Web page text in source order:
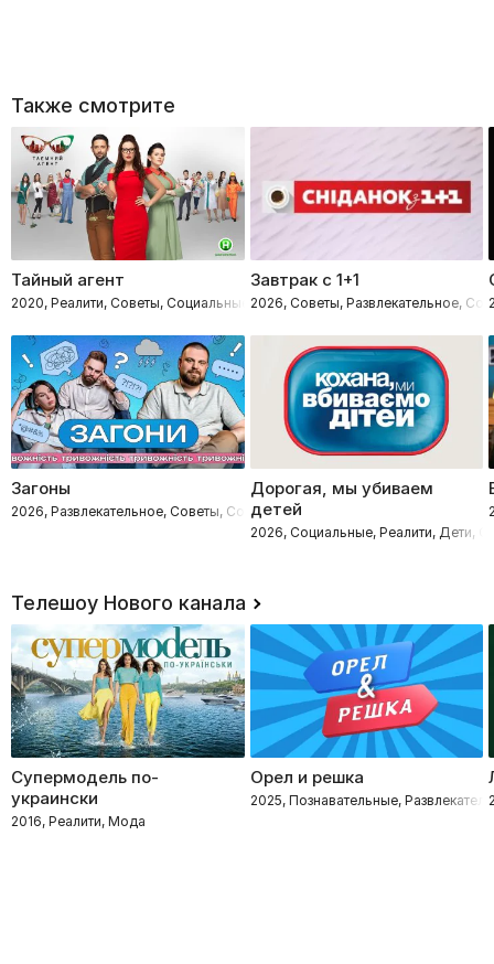
Также смотрите
Тайный агент
2020, Реалити, Советы, Социальные, Расследования
Завтрак с 1+1
2026, Советы, Развлекательное,
Загоны
2026, Развлекательное, Советы, Социальные
Дорогая, мы убиваем
детей
2026, Социальные, Реалити, Дети,
Телешоу Нового канала
Супермодель по-
украински
2016, Реалити, Мода
Орел и решка
2025, Познавательные,